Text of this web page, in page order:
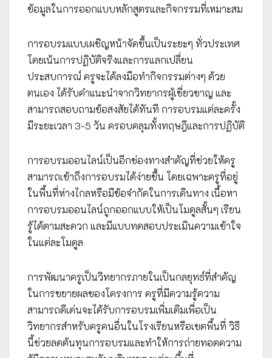
ข้อมูลในการออกแบบหลักสูตรและกิจกรรมที่เหมาะสม
การอบรมแบบเผชิญหน้าจัดขึ้นเป็นระยะๆ ทั่วประเทศ
โดยเน้นการปฏิบัติจริงและการแลกเปลี่ยน
ประสบการณ์ ครูจะได้ลงมือทำกิจกรรมต่างๆ ด้วย
ตนเอง ได้รับคำแนะนำจากวิทยากรผู้เชี่ยวชาญ และ
สามารถสอบถามข้อสงสัยได้ทันที การอบรมแต่ละครั้ง
มีระยะเวลา 3-5 วัน ครอบคลุมทั้งทฤษฎีและการปฏิบัติ
การอบรมออนไลน์เป็นอีกช่องทางสำคัญที่ช่วยให้ครู
สามารถเข้าถึงการอบรมได้ง่ายขึ้น โดยเฉพาะครูที่อยู่
ในพื้นที่ห่างไกลหรือมีข้อจำกัดในการเดินทาง เนื้อหา
การอบรมออนไลน์ถูกออกแบบให้เป็นโมดูลสั้นๆ เรียน
รู้ได้ตามสะดวก และมีแบบทดสอบประเมินความเข้าใจ
ในแต่ละโมดูล
การพัฒนาครูเป็นวิทยากรภายในเป็นกลยุทธ์ที่สำคัญ
ในการขยายผลของโครงการ ครูที่มีความรู้ความ
สามารถดีเด่นจะได้รับการอบรมเพิ่มเติมเพื่อเป็น
วิทยากรสำหรับครูคนอื่นในโรงเรียนหรือเขตพื้นที่ วิธี
นี้ช่วยลดต้นทุนการอบรมและทำให้การถ่ายทอดความ